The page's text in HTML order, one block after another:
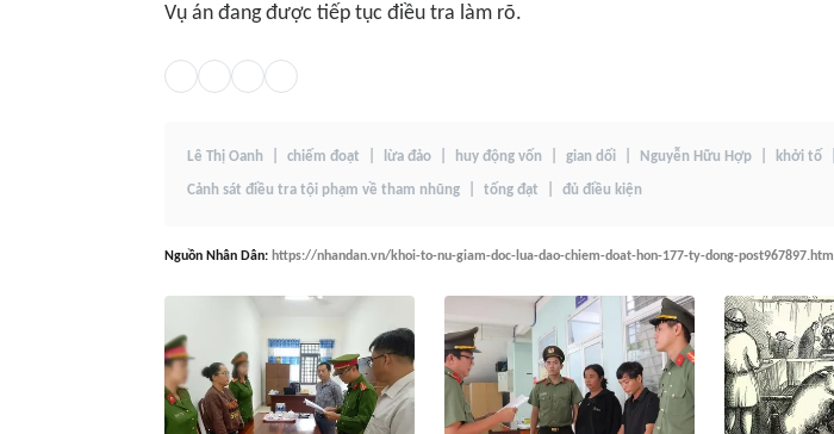
Vụ án đang được tiếp tục điều tra làm rõ.
Lê Thị Oanh chiếm đoạt lừa đảo huy động vốn gian dối Nguyễn Hữu Hợp khởi tố
Cảnh sát điều tra tội phạm về tham nhũng tống đạt đủ điều kiện
Nguồn Nhân Dân: https://nhandan.vn/khoi-to-nu-giam-doc-lua-dao-chiem-doat-hon-177-ty-dong-post967897.html